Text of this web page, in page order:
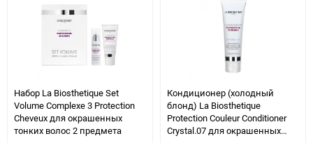
Набор La Biosthetique Set
Volume Complexe 3 Protection
Cheveux для окрашенных
тонких волос 2 предмета
Кондиционер (холодный
блонд) La Biosthetique
Protection Couleur Conditioner
Crystal.07 для окрашенных